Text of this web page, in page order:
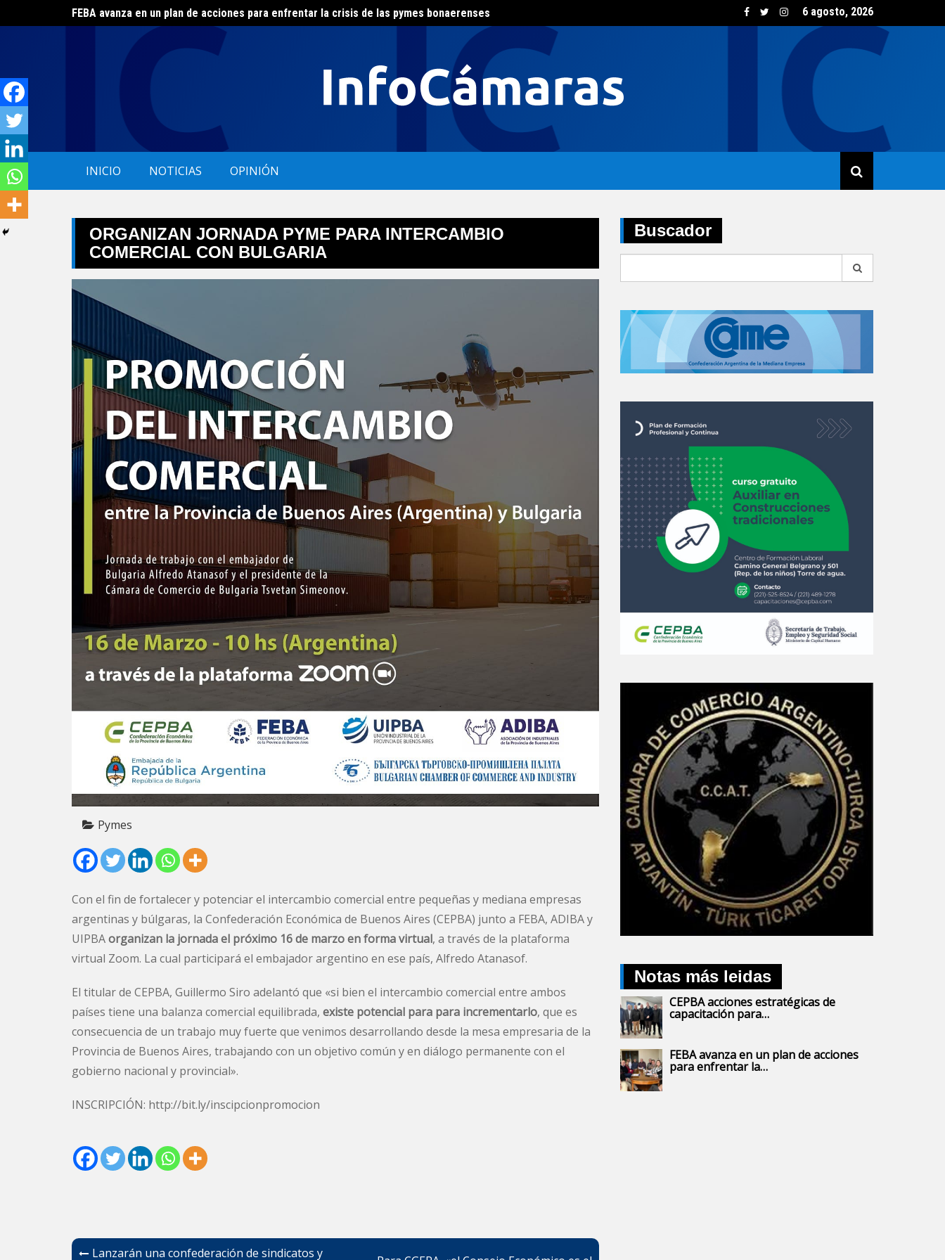
to
FEBA avanza en un plan de acciones para enfrentar la crisis de las pymes bonaerenses
El ERAS continúa con el beneficio de la tarifa social del agua
El consumo de vino creció un 5,8% en junio impulsado por las opciones
6 agosto, 2026
INICIO NOTICIAS OPINIÓN
ORGANIZAN JORNADA PYME PARA INTERCAMBIO
COMERCIAL CON BULGARIA
Pymes
Con el fin de fortalecer y potenciar el intercambio comercial entre pequeñas y mediana empresas
argentinas y búlgaras, la Confederación Económica de Buenos Aires (CEPBA) junto a FEBA, ADIBA y
UIPBAorganizan la jornada el próximo 16 de marzo en forma virtual, a través de la plataforma
virtual Zoom. La cual participará el embajador argentino en ese país, Alfredo Atanasof.
El titular de CEPBA, Guillermo Siro adelantó que «si bien el intercambio comercial entre ambos
países tiene una balanza comercial equilibrada, existe potencial para para incrementarlo, que es
consecuencia de un trabajo muy fuerte que venimos desarrollando desde la mesa empresaria de la
Provincia de Buenos Aires, trabajando con un objetivo común y en diálogo permanente con el
gobierno nacional y provincial».
INSCRIPCIÓN: http://bit.ly/inscipcionpromocion
Navegación
Lanzarán una confederación de sindicatos y
Buscador
Notas más leidas
CEPBA acciones estratégicas de
capacitación para…
FEBA avanza en un plan de acciones
para enfrentar la…